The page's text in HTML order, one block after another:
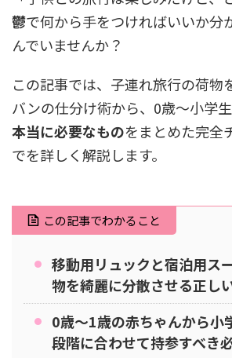
鬱で何から手をつければいいか
んでいませんか？
この記事では、子連れ旅行の荷物
バンの仕分け術から、0歳〜小学
本当に必要なものをまとめた完全
でを詳しく解説します。
この記事でわかること
移動用リュックと宿泊用ス
物を綺麗に分散させる正し
0歳〜1歳の赤ちゃんから小
段階に合わせて持参すべき